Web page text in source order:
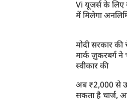
Vi यूजर्स के
में मिलेगा
मोदी सरकार
मार्क ज़ुकरबर्ग ने
स्वीकार की
अब ₹2,000 से
सकता है चार्ज,